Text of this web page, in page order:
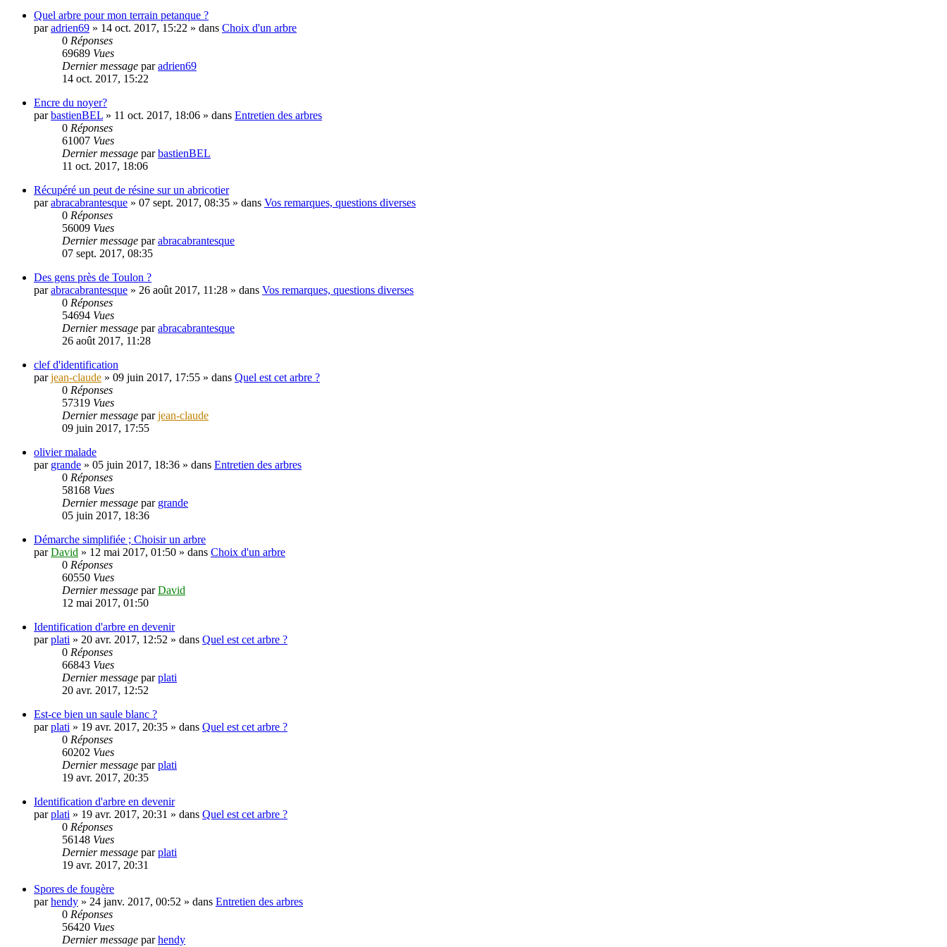
Quel arbre pour mon terrain petanque ?
paradrien69 » 14 oct. 2017, 15:22 » dans Choix d'un arbre
0 Réponses
69689 Vues
Dernier message paradrien69
14 oct. 2017, 15:22
Encre du noyer?
parbastienBEL » 11 oct. 2017, 18:06 » dans Entretien des arbres
0 Réponses
61007 Vues
Dernier message parbastienBEL
11 oct. 2017, 18:06
Récupéré un peut de résine sur un abricotier
parabracabrantesque » 07 sept. 2017, 08:35 » dans Vos remarques, questions diverses
0 Réponses
56009 Vues
Dernier message parabracabrantesque
07 sept. 2017, 08:35
Des gens près de Toulon ?
parabracabrantesque » 26 août 2017, 11:28 » dans Vos remarques, questions diverses
0 Réponses
54694 Vues
Dernier message parabracabrantesque
26 août 2017, 11:28
clef d'identification
parjean-claude » 09 juin 2017, 17:55 » dans Quel est cet arbre ?
0 Réponses
57319 Vues
Dernier message parjean-claude
09 juin 2017, 17:55
olivier malade
par grande » 05 juin 2017, 18:36 » dans Entretien des arbres
0 Réponses
58168 Vues
Dernier message par grande
05 juin 2017, 18:36
Démarche simplifiée ; Choisir un arbre
parDavid » 12 mai 2017, 01:50 » dans Choix d'un arbre
0 Réponses
60550 Vues
Dernier message parDavid
12 mai 2017, 01:50
Identification d'arbre en devenir
parplati » 20 avr. 2017, 12:52 » dans Quel est cet arbre ?
0 Réponses
66843 Vues
Dernier message parplati
20 avr. 2017, 12:52
Est-ce bien un saule blanc ?
parplati » 19 avr. 2017, 20:35 » dans Quel est cet arbre ?
0 Réponses
60202 Vues
Dernier message parplati
19 avr. 2017, 20:35
Identification d'arbre en devenir
parplati » 19 avr. 2017, 20:31 » dans Quel est cet arbre ?
0 Réponses
56148 Vues
Dernier message parplati
19 avr. 2017, 20:31
Spores de fougère
parhendy » 24 janv. 2017, 00:52 » dans Entretien des arbres
0 Réponses
56420 Vues
Dernier message parhendy